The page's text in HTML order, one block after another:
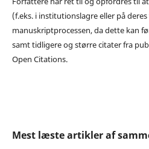
(f.eks. i institutionslagre eller på
manuskriptprocessen, da dette kan
samt tidligere og større citater fra
Open Citations.
Mest læste artikler af